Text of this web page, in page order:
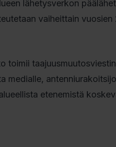
lähetysverkon
vaiheittain
toimii
medialle,
etenemistä